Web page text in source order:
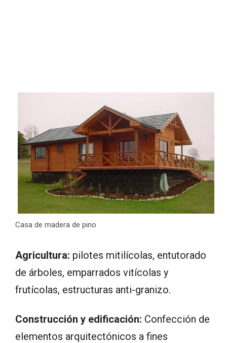
Casa de madera de pino
Agricultura: pilotes mitilícolas, entutorado
de árboles, emparrados vitícolas y
frutícolas, estructuras anti-granizo.
Construcción y edificación: Confección de
elementos arquitectónicos a fines